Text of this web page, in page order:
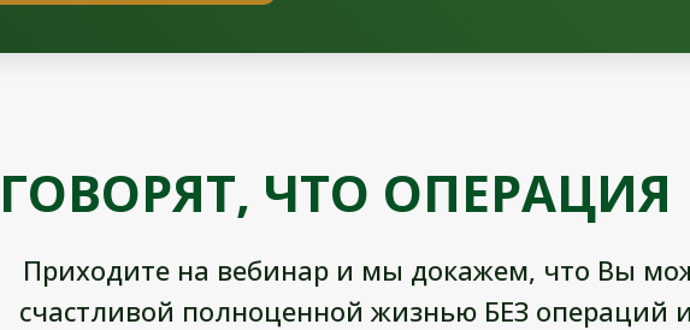
ЧТО
Приходите на вебинар и мы докажем, что Вы
счастливой полноценной жизнью БЕЗ операций